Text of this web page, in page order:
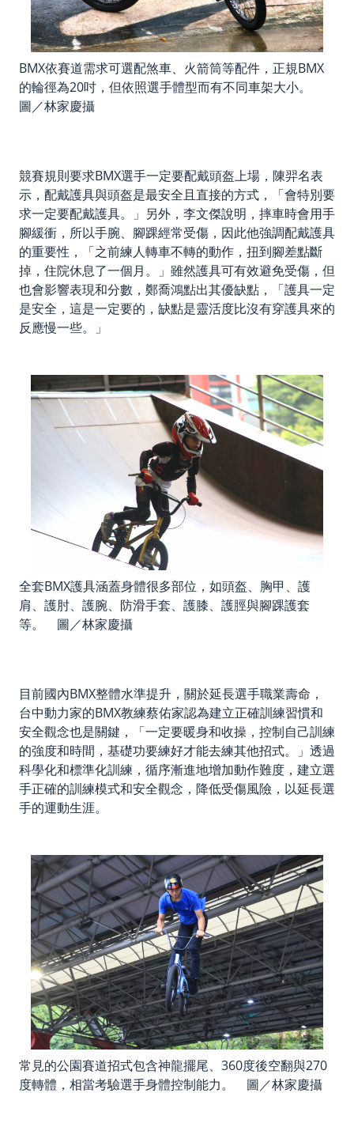
BMX依賽道需求可選配煞車、火箭筒等配件，正規BMX
的輪徑為20吋，但依照選手體型而有不同車架大小。
圖／林家慶攝
競賽規則要求BMX選手一定要配戴頭盔上場，陳羿名表
示，配戴護具與頭盔是最安全且直接的方式，「會特別要
求一定要配戴護具。」另外，李文傑說明，摔車時會用手
腳緩衝，所以手腕、腳踝經常受傷，因此他強調配戴護具
的重要性，「之前練人轉車不轉的動作，扭到腳差點斷
掉，住院休息了一個月。」雖然護具可有效避免受傷，但
也會影響表現和分數，鄭喬鴻點出其優缺點，「護具一定
是安全，這是一定要的，缺點是靈活度比沒有穿護具來的
反應慢一些。」
全套BMX護具涵蓋身體很多部位，如頭盔、胸甲、護
肩、護肘、護腕、防滑手套、護膝、護脛與腳踝護套
等。 圖／林家慶攝
目前國內BMX整體水準提升，關於延長選手職業壽命，
台中動力家的BMX教練蔡佑家認為建立正確訓練習慣和
安全觀念也是關鍵，「一定要暖身和收操，控制自己訓練
的強度和時間，基礎功要練好才能去練其他招式。」透過
科學化和標準化訓練，循序漸進地增加動作難度，建立選
手正確的訓練模式和安全觀念，降低受傷風險，以延長選
手的運動生涯。
常見的公園賽道招式包含神龍擺尾、360度後空翻與270
度轉體，相當考驗選手身體控制能力。 圖／林家慶攝